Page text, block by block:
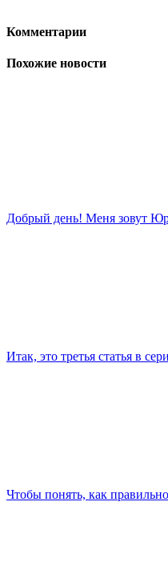
Комментарии
Похожие новости
Добрый день! Меня зовут
Итак, это третья статья в
Чтобы понять, как